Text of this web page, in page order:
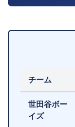
チーム
世田谷ボー
イズ